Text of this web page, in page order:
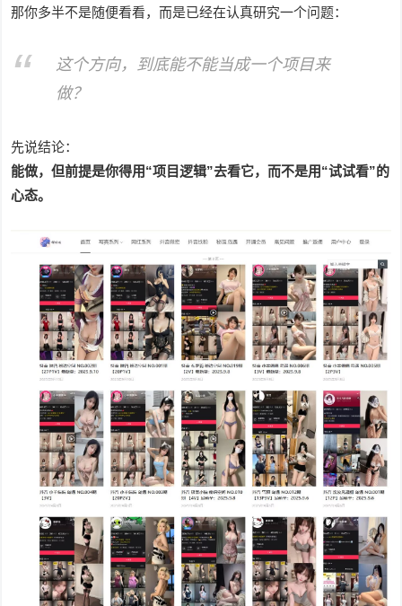
那你多半不是随便看看，而是已经在认真研究一个问题：
这个方向，到底能不能当成一个项目来
做？
先说结论：
能做，但前提是你得用“项目逻辑”去看它，而不是用“试试看”的
心态。